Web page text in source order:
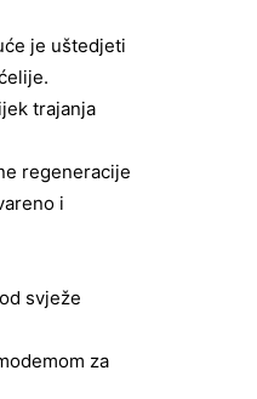
je uštedjeti
trajanja
regeneracije
i
svježe
za